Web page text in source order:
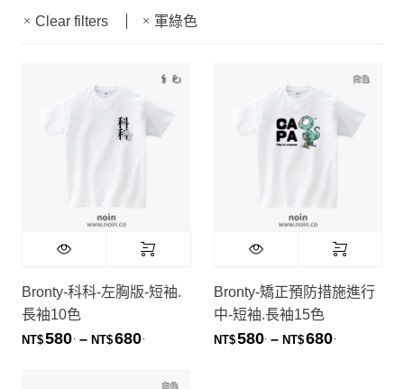
Diane Chiang
Clear filters 軍綠色
Bronty-科科-左胸版-短袖.
長袖10色
NT$580 – NT$680價格範圍：NT$580. 到 NT$680.
Bronty-矯正預防措施進行
中-短袖.長袖15色
NT$580 – NT$680